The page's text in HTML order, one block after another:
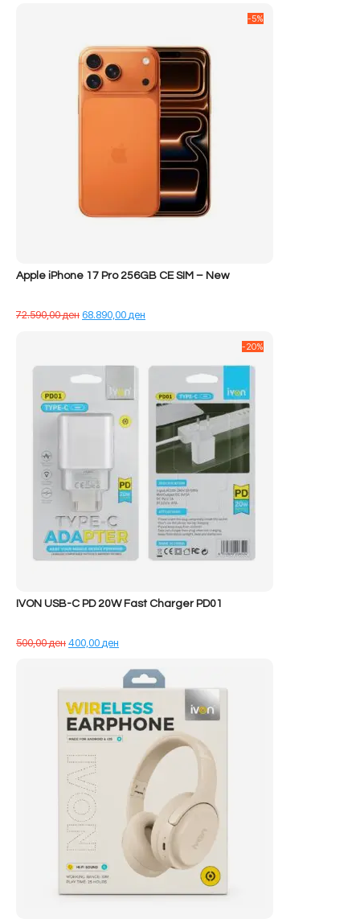
Apple iPhone 17 Pro 256GB CE SIM – New
72.590,00денÇmimi
68.890,00ден
68.890,00 ден.
-5%
IVON USB-C PD 20W Fast Charger PD01
500,00денÇmimi
400,00ден
tanishëm
është:
-20%